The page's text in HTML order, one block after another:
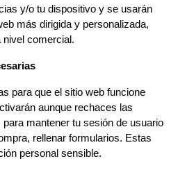
y/o tu dispositivo y se usarán
más dirigida y personalizada,
nivel comercial.
para que el sitio web funcione
aunque rechaces las
mantener tu sesión de usuario
rellenar formularios. Estas
personal sensible.